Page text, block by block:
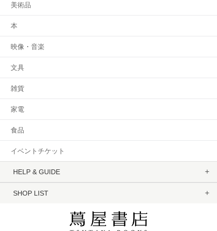
美術品
本
映像・音楽
文具
雑貨
家電
食品
イベントチケット
HELP & GUIDE
SHOP LIST